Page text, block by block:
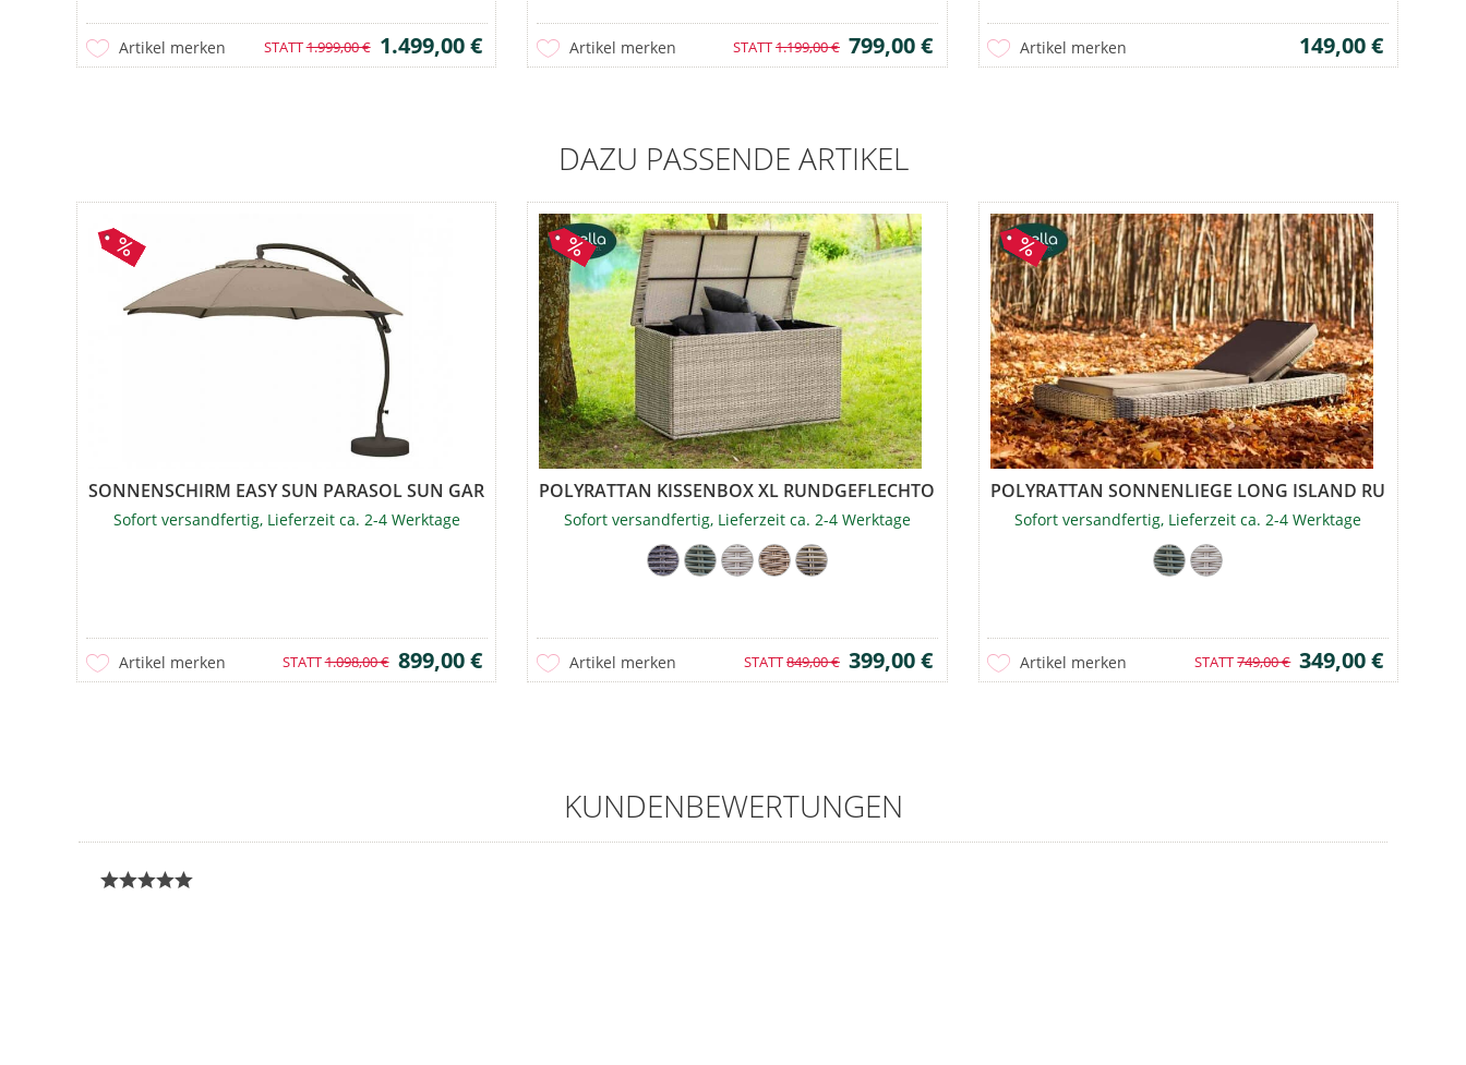
Artikel merken STATT1.999,00 € 1.499,00 € Artikel merken STATT1.199,00 € 799,00 € Artikel merken 149,00 €
DAZU PASSENDE ARTIKEL
SONNENSCHIRM EASY SUN PARASOL SUN GARDEN
Sofort versandfertig, Lieferzeit ca. 2-4 Werktage
Artikel merken STATT1.098,00 € 899,00 €
POLYRATTAN KISSENBOX XL RUNDGEFLECHTOPTIK
Sofort versandfertig, Lieferzeit ca. 2-4 Werktage
Artikel merken STATT849,00 € 399,00 €
POLYRATTAN SONNENLIEGE LONG ISLAND
Sofort versandfertig, Lieferzeit ca. 2-4 Werktage
Artikel merken STATT749,00 € 349,00 €
KUNDENBEWERTUNGEN